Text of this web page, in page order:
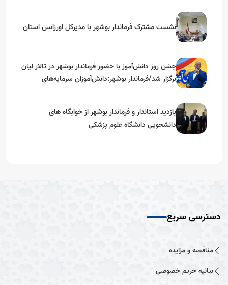
نشست مشترک فرماندار بوشهر با مدیرکل اورژانس استان
جشن روز دانش‌آموز با حضور فرماندار بوشهر در تالار لیان
برگزار شد/فرماندار بوشهر:دانش‌آموزان سرمایه‌های
بازدید استاندار و فرماندار بوشهر از خوابگاه های
دانشجویی دانشگاه علوم پزشکی
دسترسی سریع
مناقصه و مزایده
بیانیه حریم خصوصی